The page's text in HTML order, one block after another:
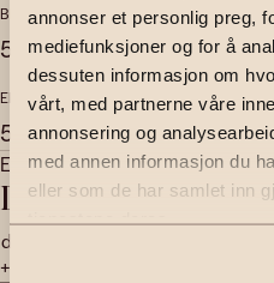
annonser et personlig preg,
mediefunksjoner og for å
dessuten informasjon om
vårt, med partnerne våre
annonsering og
med annen informasjon du
eller som de har samlet inn
tjenestene deres.
BRUKSAREAL
50 m2
EKSTERNT BRUKSAREAL
5 m2
Eiendomsmeglerfullmektig
Didrik Tollefsen
didrik.tollefsen@emera.no
+47 469 28 782